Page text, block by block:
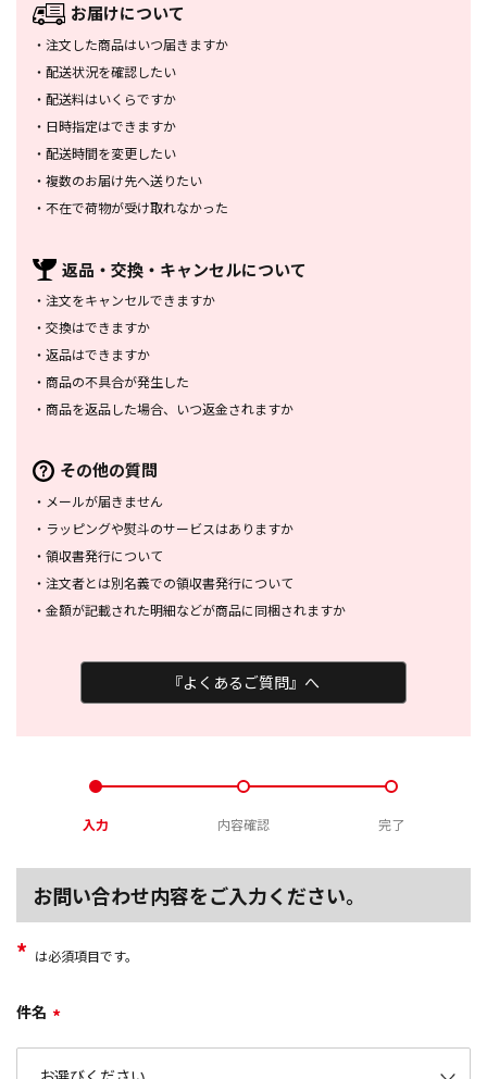
お届けについて
・ 注文した商品はいつ届きますか
・ 配送状況を確認したい
・ 配送料はいくらですか
・ 日時指定はできますか
・ 配送時間を変更したい
・ 複数のお届け先へ送りたい
・ 不在で荷物が受け取れなかった
返品・交換・ キャンセルについて
・ 注文をキャンセルできますか
・ 交換はできますか
・ 返品はできますか
・ 商品の不具合が発生した
・ 商品を返品した場合、 いつ返金されますか
その他の質問
・ メールが届きません
・ ラッピングや熨斗のサービスはありますか
・ 領収書発行について
・ 注文者とは別名義での領収書発行について
・ 金額が記載された明細などが商品に同梱されますか
『よくあるご質問』へ
入力 内容確認 完了
お問い合わせ内容をご入力ください。
* は必須項目です。
件名 *